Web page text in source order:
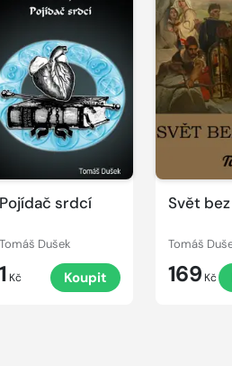
Pojídač srdcí
Tomáš Dušek
1 Kč Koupit
Svět
Tomáš
169 Kč